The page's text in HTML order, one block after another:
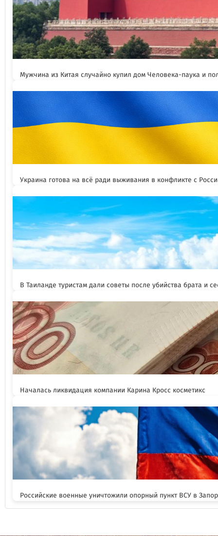
Мужчина из Китая случайно купил дом Человека-паука и
Украина готова на всё ради выживания в конфликте с
В Таиланде туристам дали советы после убийства брата и
Началась ликвидация компании Карина Кросс косметикс
Российские военные уничтожили опорный пункт ВСУ в